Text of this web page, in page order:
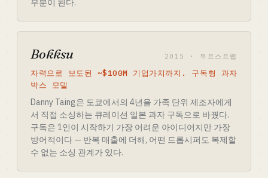
부분이 된다.
Bokksu 2015 · 부트스트랩
자력으로 보도된 ~$100M 기업가치까지. 구독형 과자
박스 모델
Danny Taing은 도쿄에서의 4년을 가족 단위 제조자에게
서 직접 소싱하는 큐레이션 일본 과자 구독으로 바꿨다.
구독은 1인이 시작하기 가장 어려운 아이디어지만 가장
방어적이다 — 반복 매출에 더해, 어떤 드롭시퍼도 복제할
수 없는 소싱 관계가 있다.